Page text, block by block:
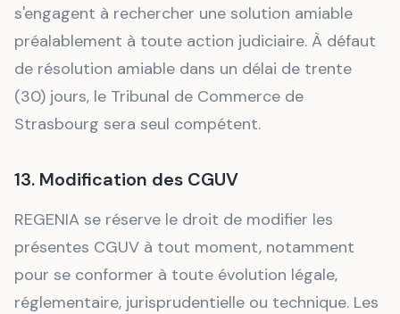
s'engagent à rechercher une solution amiable
préalablement à toute action judiciaire. À défaut
de résolution amiable dans un délai de trente
(30) jours, le Tribunal de Commerce de
Strasbourg sera seul compétent.
13. Modification des CGUV
REGENIA se réserve le droit de modifier les
présentes CGUV à tout moment, notamment
pour se conformer à toute évolution légale,
réglementaire, jurisprudentielle ou technique. Les